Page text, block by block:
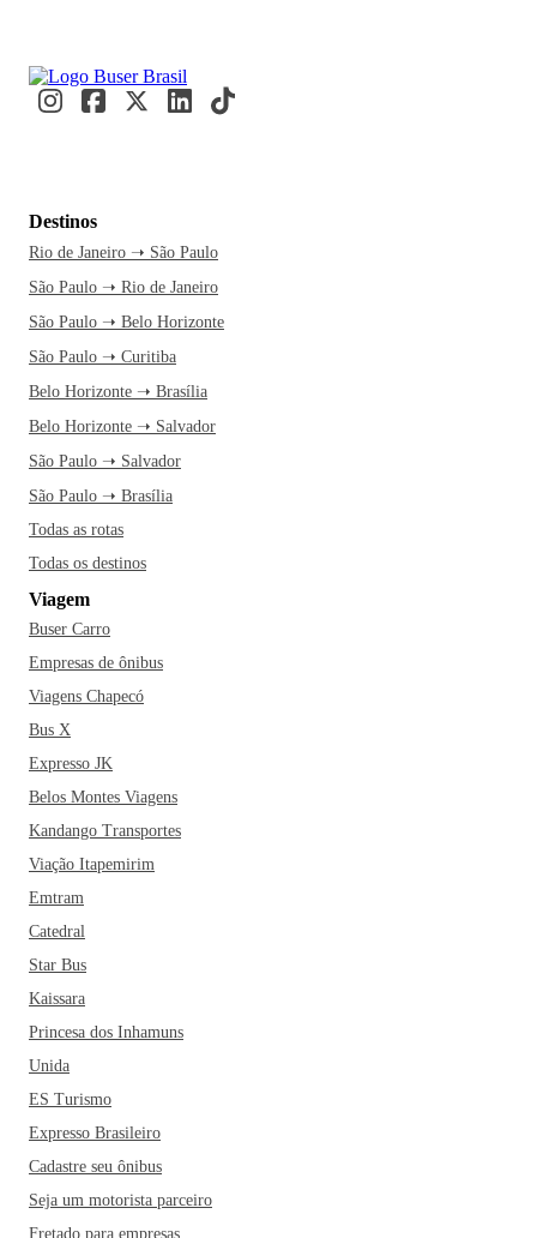
Destinos
Rio de Janeiro ➝ São Paulo
São Paulo ➝ Rio de Janeiro
São Paulo ➝ Belo Horizonte
São Paulo ➝ Curitiba
Belo Horizonte ➝ Brasília
Belo Horizonte ➝ Salvador
São Paulo ➝ Salvador
São Paulo ➝ Brasília
Todas as rotas
Todas os destinos
Viagem
Buser Carro
Empresas de ônibus
Viagens Chapecó
Bus X
Expresso JK
Belos Montes Viagens
Kandango Transportes
Viação Itapemirim
Emtram
Catedral
Star Bus
Kaissara
Princesa dos Inhamuns
Unida
ES Turismo
Expresso Brasileiro
Cadastre seu ônibus
Seja um motorista parceiro
Fretado para empresas